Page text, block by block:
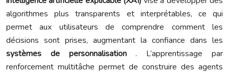
algorithmes plus transparents et interprétables, ce qui
permet aux utilisateurs de comprendre comment les
décisions sont prises, augmentant la confiance dans les
systèmes de personnalisation. L’apprentissage par
renforcement multitâche permet de construire des agents